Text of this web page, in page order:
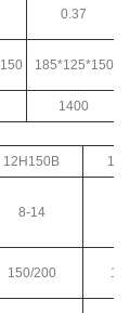
0.37
185*125*150
1400
12H150B
8-14
150/200